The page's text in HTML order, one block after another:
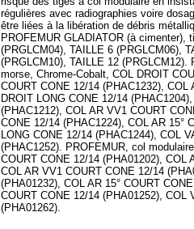
régulières avec radiographies voire
être liées à la libération de débris
PROFEMUR GLADIATOR (à
(PRGLCM04), TAILLE 6 (PRGLCM06),
(PRGLCM10), TAILLE 12
morse, Chrome-Cobalt, COL DROIT
COURT CONE 12/14 (PHAC1232),
DROIT LONG CONE 12/14
(PHAC1212), COL AR VV1 COURT
CONE 12/14 (PHAC1224), COL AR 15°
LONG CONE 12/14 (PHAC1244), COL
(PHAC1252). PROFEMUR, col
COURT CONE 12/14 (PHA01202), COL
COL AR VV1 COURT CONE 12/14
(PHA01232), COL AR 15° COURT
COURT CONE 12/14 (PHA01252), COL
(PHA01262).